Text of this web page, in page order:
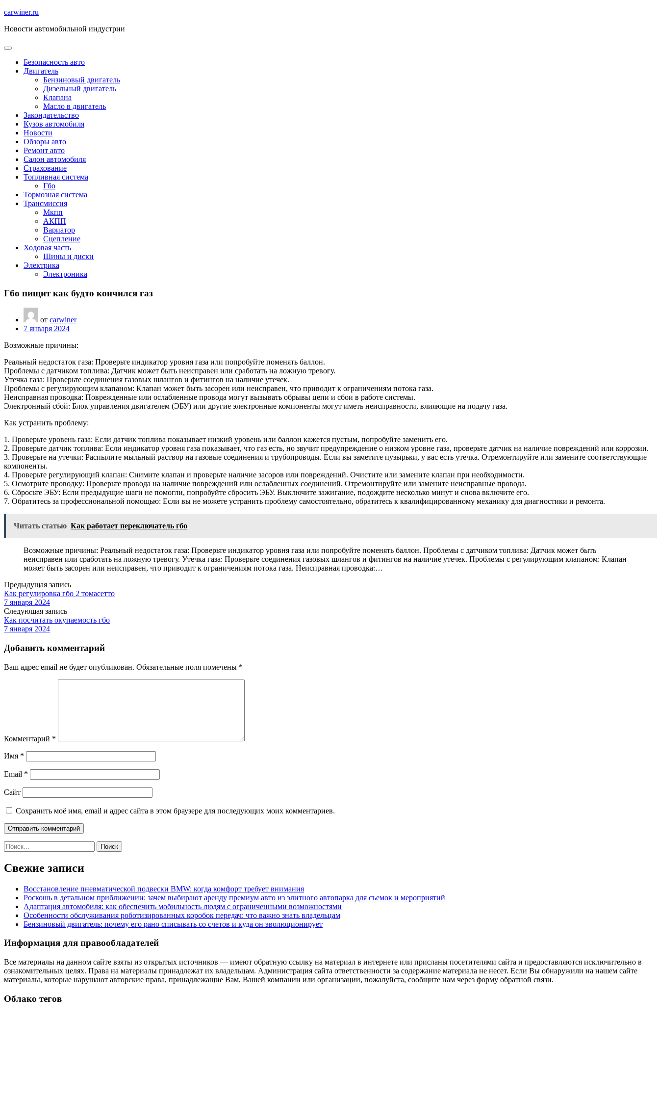
Перейти
содержимому
carwiner.ru
Новости автомобильной индустрии
Безопасность авто
Двигатель
Бензиновый двигатель
Дизельный двигатель
Клапана
Масло в двигатель
Закондательство
Кузов автомобиля
Новости
Обзоры авто
Ремонт авто
Салон автомобиля
Страхование
Топливная система
Гбо
Тормозная система
Трансмиссия
Мкпп
АКПП
Вариатор
Сцепление
Ходовая часть
Шины и диски
Электрика
Электроника
Гбо пищит как будто кончился газ
от carwiner
7 января 2024
Возможные причины:
Реальный недостаток газа: Проверьте индикатор уровня газа или попробуйте поменять баллон.
Проблемы с датчиком топлива: Датчик может быть неисправен или сработать на ложную тревогу.
Утечка газа: Проверьте соединения газовых шлангов и фитингов на наличие утечек.
Проблемы с регулирующим клапаном: Клапан может быть засорен или неисправен, что приводит к ограничениям потока газа.
Неисправная проводка: Поврежденные или ослабленные провода могут вызывать обрывы цепи и сбои в работе системы.
Электронный сбой: Блок управления двигателем (ЭБУ) или другие электронные компоненты могут иметь неисправности, влияющие на подачу газа.
Как устранить проблему:
1. Проверьте уровень газа: Если датчик топлива показывает низкий уровень или баллон кажется пустым, попробуйте заменить его.
2. Проверьте датчик топлива: Если индикатор уровня газа показывает, что газ есть, но звучит предупреждение о низком уровне газа, проверьте датчик на наличие повреждений или коррозии.
3. Проверьте на утечки: Распылите мыльный раствор на газовые соединения и трубопроводы. Если вы заметите пузырьки, у вас есть утечка. Отремонтируйте или замените соответствующие
компоненты.
4. Проверьте регулирующий клапан: Снимите клапан и проверьте наличие засоров или повреждений. Очистите или замените клапан при необходимости.
5. Осмотрите проводку: Проверьте провода на наличие повреждений или ослабленных соединений. Отремонтируйте или замените неисправные провода.
6. Сбросьте ЭБУ: Если предыдущие шаги не помогли, попробуйте сбросить ЭБУ. Выключите зажигание, подождите несколько минут и снова включите его.
7. Обратитесь за профессиональной помощью: Если вы не можете устранить проблему самостоятельно, обратитесь к квалифицированному механику для диагностики и ремонта.
Читать статью Как работает переключатель гбо
Возможные причины: Реальный недостаток газа: Проверьте индикатор уровня газа или попробуйте поменять баллон. Проблемы с датчиком топлива: Датчик может быть
неисправен или сработать на ложную тревогу. Утечка газа: Проверьте соединения газовых шлангов и фитингов на наличие утечек. Проблемы с регулирующим клапаном: Клапан
может быть засорен или неисправен, что приводит к ограничениям потока газа. Неисправная проводка:…
Предыдущая запись
Как регулировка гбо 2 томасетто
7 января 2024
Следующая запись
Как посчитать окупаемость гбо
7 января 2024
Добавить комментарий
Ваш адрес email не будет опубликован. Обязательные поля помечены *
Комментарий *
Имя *
Email *
Сайт
Сохранить моё имя, email и адрес сайта в этом браузере для последующих моих комментариев.
Найти:
Свежие записи
Восстановление пневматической подвески BMW: когда комфорт требует внимания
Роскошь в детальном приближении: зачем выбирают аренду премиум авто из элитного автопарка для съемок и мероприятий
Адаптация автомобиля: как обеспечить мобильность людям с ограниченными возможностями
Особенности обслуживания роботизированных коробок передач: что важно знать владельцам
Бензиновый двигатель: почему его рано списывать со счетов и куда он эволюционирует
Информация для правообладателей
Все материалы на данном сайте взяты из открытых источников — имеют обратную ссылку на материал в интернете или присланы посетителями сайта и предоставляются исключительно в
ознакомительных целях. Права на материалы принадлежат их владельцам. Администрация сайта ответственности за содержание материала не несет. Если Вы обнаружили на нашем сайте
материалы, которые нарушают авторские права, принадлежащие Вам, Вашей компании или организации, пожалуйста, сообщите нам через форму обратной связи.
Облако тегов